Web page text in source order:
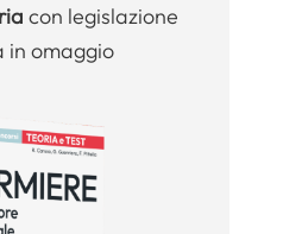
con legislazione
in omaggio